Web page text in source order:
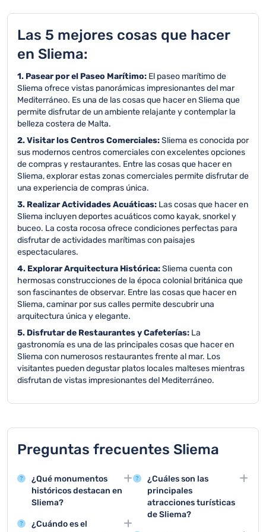
Las 5 mejores cosas que hacer
en Sliema:
1. Pasear por el Paseo Marítimo: El paseo marítimo de
Sliema ofrece vistas panorámicas impresionantes del mar
Mediterráneo. Es una de las cosas que hacer en Sliema que
permite disfrutar de un ambiente relajante y contemplar la
belleza costera de Malta.
2. Visitar los Centros Comerciales:Sliema es conocida por
sus modernos centros comerciales con excelentes opciones
de compras y restaurantes. Entre las cosas que hacer en
Sliema, explorar estas zonas comerciales permite disfrutar de
una experiencia de compras única.
3. Realizar Actividades Acuáticas: Las cosas que hacer en
Sliema incluyen deportes acuáticos como kayak, snorkel y
buceo. La costa rocosa ofrece condiciones perfectas para
disfrutar de actividades marítimas con paisajes
espectaculares.
4. Explorar Arquitectura Histórica:Sliema cuenta con
hermosas construcciones de la época colonial británica que
son fascinantes de observar. Entre las cosas que hacer en
Sliema, caminar por sus calles permite descubrir una
arquitectura única y elegante.
5. Disfrutar de Restaurantes y Cafeterías: La
gastronomía es una de las principales cosas que hacer en
Sliema con numerosos restaurantes frente al mar. Los
visitantes pueden degustar platos locales malteses mientras
disfrutan de vistas impresionantes del Mediterráneo.
Preguntas frecuentes Sliema
¿Qué monumentos
históricos destacan en
Sliema?
Sliema cuenta con
¿Cuándo es el
¿Cuáles son las
principales
atracciones turísticas
de Sliema?